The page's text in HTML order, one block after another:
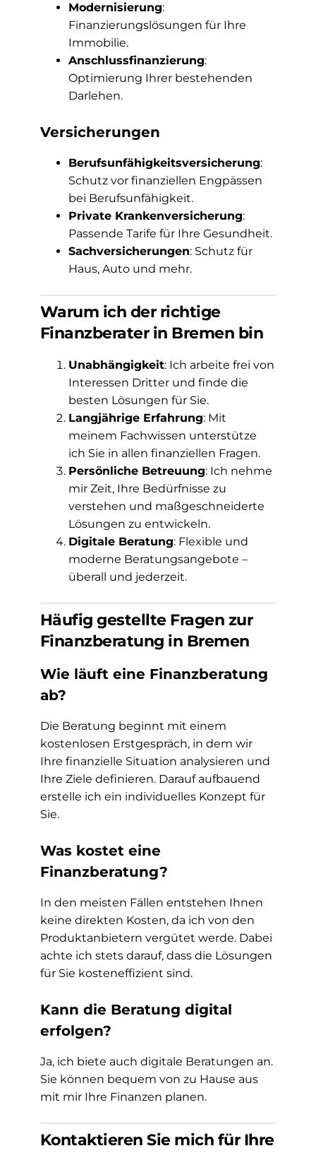
Modernisierung:
Finanzierungslösungen für Ihre
Immobilie.
Anschlussfinanzierung:
Optimierung Ihrer bestehenden
Darlehen.
Versicherungen
Berufsunfähigkeitsversicherung:
Schutz vor finanziellen Engpässen
bei Berufsunfähigkeit.
Private Krankenversicherung:
Passende Tarife für Ihre Gesundheit.
Sachversicherungen: Schutz für
Haus, Auto und mehr.
Warum ich der richtige
Finanzberater in Bremen bin
Unabhängigkeit: Ich arbeite frei von
Interessen Dritter und finde die
besten Lösungen für Sie.
Langjährige Erfahrung: Mit
meinem Fachwissen unterstütze
ich Sie in allen finanziellen Fragen.
Persönliche Betreuung: Ich nehme
mir Zeit, Ihre Bedürfnisse zu
verstehen und maßgeschneiderte
Lösungen zu entwickeln.
Digitale Beratung: Flexible und
moderne Beratungsangebote –
überall und jederzeit.
Häufig gestellte Fragen zur
Finanzberatung in Bremen
Wie läuft eine Finanzberatung
ab?
Die Beratung beginnt mit einem
kostenlosen Erstgespräch, in dem wir
Ihre finanzielle Situation analysieren und
Ihre Ziele definieren. Darauf aufbauend
erstelle ich ein individuelles Konzept für
Sie.
Was kostet eine
Finanzberatung?
In den meisten Fällen entstehen Ihnen
keine direkten Kosten, da ich von den
Produktanbietern vergütet werde. Dabei
achte ich stets darauf, dass die Lösungen
für Sie kosteneffizient sind.
Kann die Beratung digital
erfolgen?
Ja, ich biete auch digitale Beratungen an.
Sie können bequem von zu Hause aus
mit mir Ihre Finanzen planen.
Kontaktieren Sie mich für Ihre